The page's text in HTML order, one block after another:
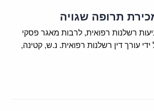
תרופה שגויה
רשלנות רפואית, לרבות מאגר פסקי
עורך דין רשלנות רפואית. נ.ש, קטינה,